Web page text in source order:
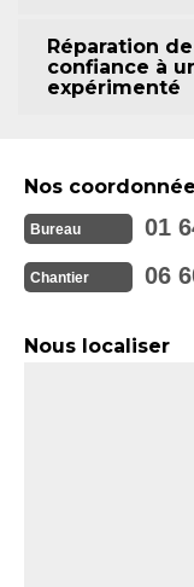
Réparation
confiance à
expérimenté
Nos
Bureau 01
Chantier 06
Nous localiser